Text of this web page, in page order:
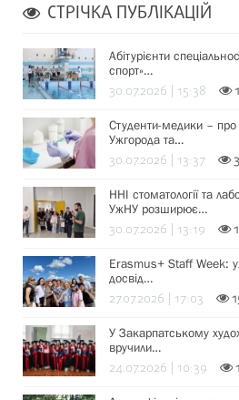
СТРІЧКА ПУБЛІКАЦІЙ
Абітурієнти
спорт»…
30.07.2026 | 15:38
Студенти-медики – про
Ужгорода та…
30.07.2026 | 13:37
ННІ стоматології та
УжНУ розширює…
30.07.2026 | 13:19
Erasmus+ Staff Week:
досвід…
27.07.2026 | 17:03
У Закарпатському
вручили…
24.07.2026 | 10:39